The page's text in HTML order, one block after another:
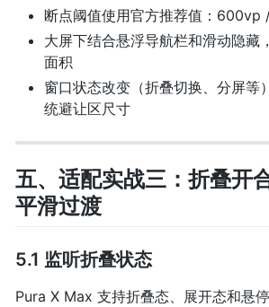
断点阈值使用官方推荐值：
大屏下结合悬浮导航栏和滑动隐藏
面积
窗口状态改变（折叠切换、分屏等
统避让区尺寸
五、适配实战三：折叠开
平滑过渡
5.1 监听折叠状态
Pura X Max 支持折叠态、展开态和悬